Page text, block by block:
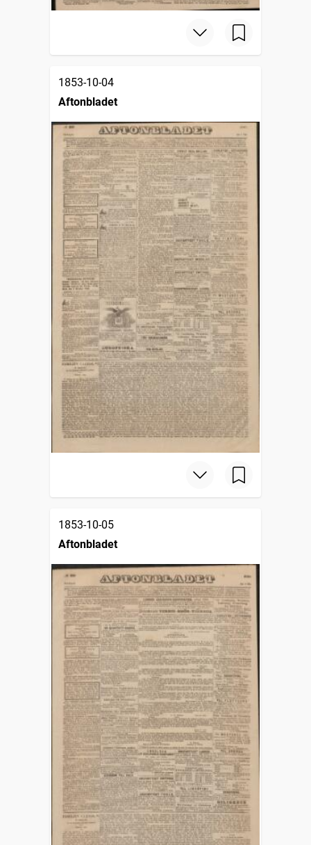
1853-10-04
Aftonbladet
1853-10-05
Aftonbladet